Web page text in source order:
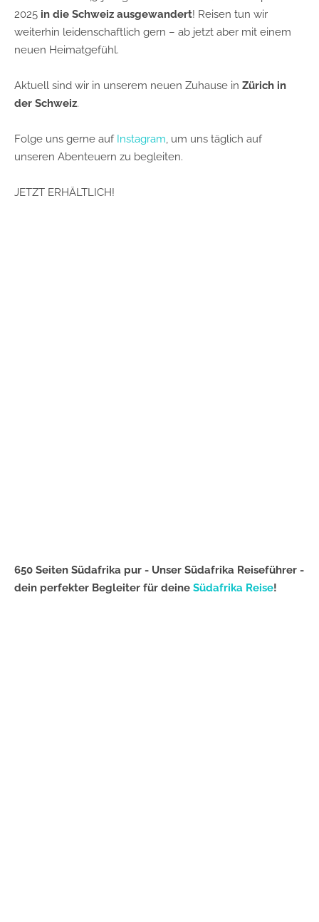
2025 in die Schweiz ausgewandert! Reisen tun wir
weiterhin leidenschaftlich gern – ab jetzt aber mit einem
neuen Heimatgefühl.
Aktuell sind wir in unserem neuen Zuhause in Zürich in
der Schweiz.
Folge uns gerne auf Instagram, um uns täglich auf
unseren Abenteuern zu begleiten.
JETZT ERHÄLTLICH!
650 Seiten Südafrika pur - Unser Südafrika Reiseführer -
dein perfekter Begleiter für deine Südafrika Reise!